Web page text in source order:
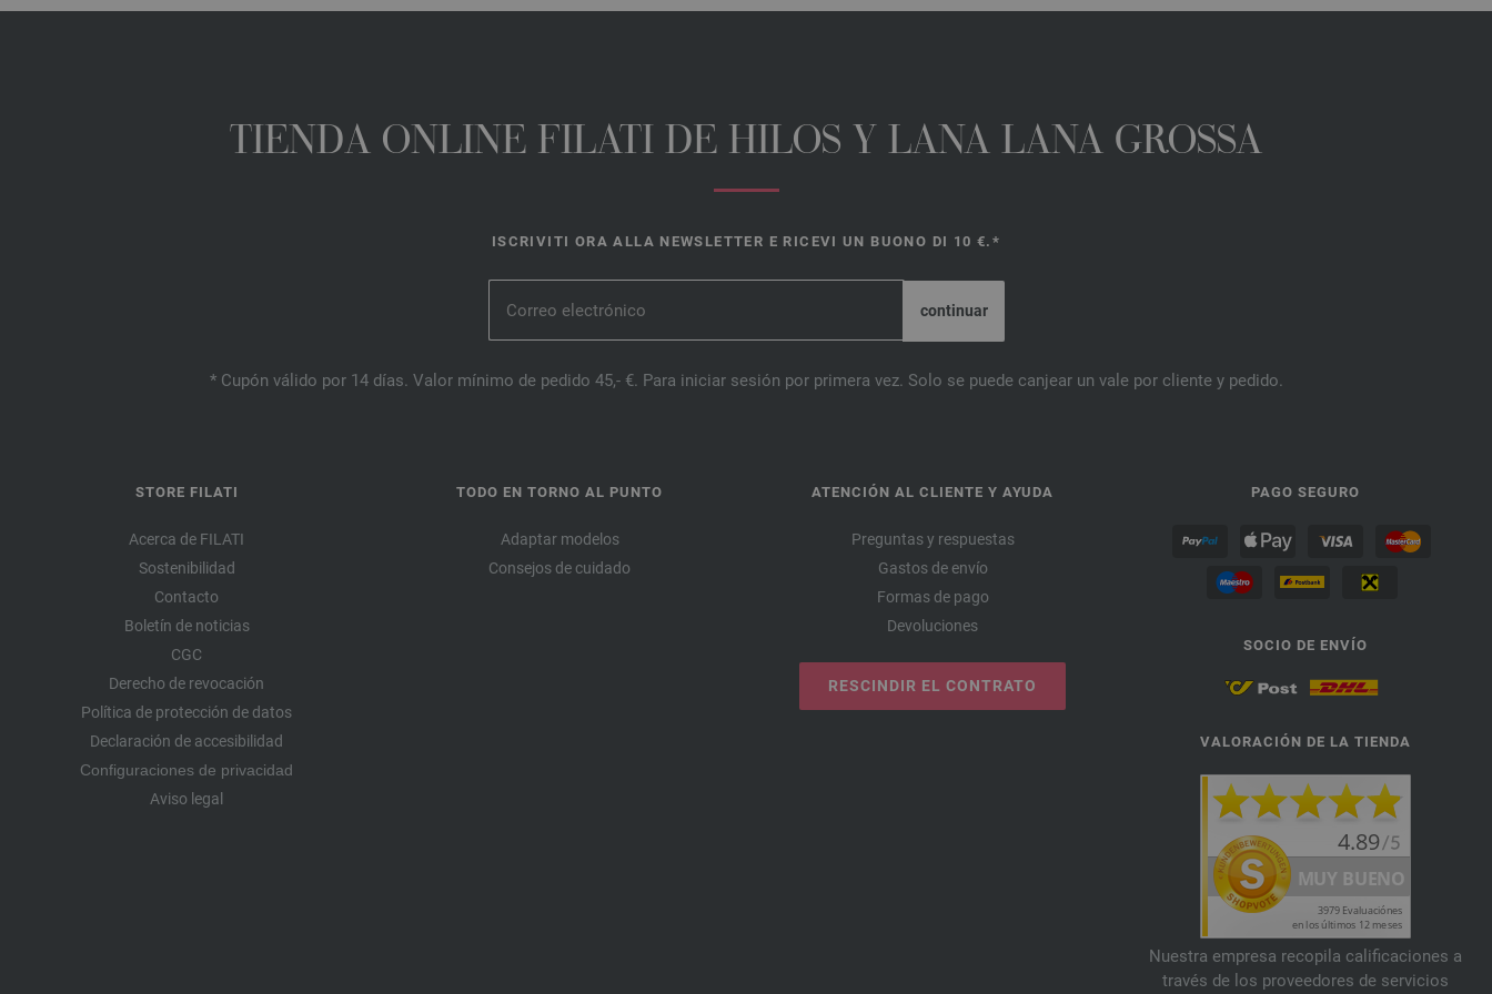
TIENDA ONLINE FILATI DE HILOS Y LANA LANA GROSSA
ISCRIVITI ORA ALLA NEWSLETTER E RICEVI UN BUONO DI 10 €.*
* Cupón válido por 14 días. Valor mínimo de pedido 45,- €. Para iniciar sesión por primera vez. Solo se puede canjear un vale por cliente y pedido.
STORE FILATI
Acerca de FILATI
Sostenibilidad
Contacto
Boletín de noticias
CGC
Derecho de revocación
Política de protección de datos
Declaración de accesibilidad
Configuraciones de privacidad
Aviso legal
TODO EN TORNO AL PUNTO
Adaptar modelos
Consejos de cuidado
ATENCIÓN AL CLIENTE Y AYUDA
Preguntas y respuestas
Gastos de envío
Formas de pago
Devoluciones
RESCINDIR EL CONTRATO
PAGO SEGURO
SOCIO DE ENVÍO
VALORACIÓN DE LA TIENDA
Nuestra empresa recopila calificaciones a
través de los proveedores de servicios